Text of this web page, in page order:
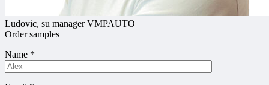
Ludovic, su manager VMPAUTO
Order samples
Name *